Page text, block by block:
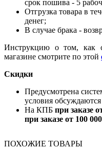
срок пошива - 5
Отгрузка товара в
денег;
В случае брака -
Инструкцию о том, как
магазине смотрите по этой
Скидки
Предусмотрена
условия
На КПБ при заказе
при заказе от 100
ПОХОЖИЕ ТОВАРЫ